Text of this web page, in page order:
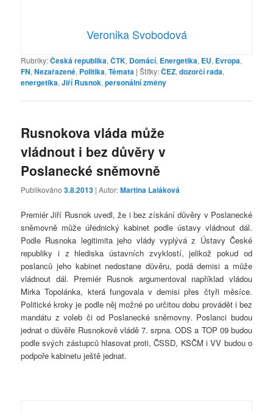
Veronika Svobodová
Rubriky:Česká republika,ČTK, Domácí, Energetika, EU, Evropa,
FN,Nezařazené, Politika,Témata |Štítky:ČEZ,dozorčí rada,
energetika,Jiří Rusnok,personální změny
Rusnokova vláda může
vládnout i bez důvěry v
Poslanecké sněmovně
Publikováno3.8.2013 | Autor:Martina Laláková
Premiér Jiří Rusnok uvedl, že i bez získání důvěry v Poslanecké
sněmovně může úřednický kabinet podle ústavy vládnout dál.
Podle Rusnoka legitimita jeho vlády vyplývá z Ústavy České
republiky i z hlediska ústavních zvyklostí, jelikož pokud od
poslanců jeho kabinet nedostane důvěru, podá demisi a může
vládnout dál. Premiér Rusnok argumentoval například vládou
Mirka Topolánka, která fungovala v demisi přes čtyři měsíce.
Politické kroky je podle něj možné po určitou dobu provádět i bez
mandátu z voleb či od Poslanecké sněmovny. Poslanci budou
jednat o důvěře Rusnokově vládě 7. srpna. ODS a TOP 09 budou
podle svých zástupců hlasovat proti, ČSSD, KSČM i VV budou o
podpoře kabinetu ještě jednat.